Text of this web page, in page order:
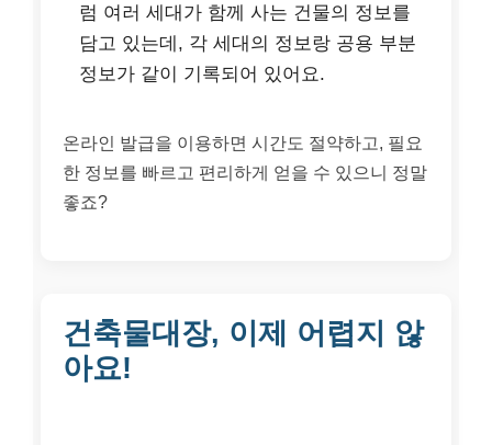
럼 여러 세대가 함께 사는 건물의 정보를
담고 있는데, 각 세대의 정보랑 공용 부분
정보가 같이 기록되어 있어요.
온라인 발급을 이용하면 시간도 절약하고, 필요
한 정보를 빠르고 편리하게 얻을 수 있으니 정말
좋죠?
건축물대장, 이제 어렵지 않
아요!